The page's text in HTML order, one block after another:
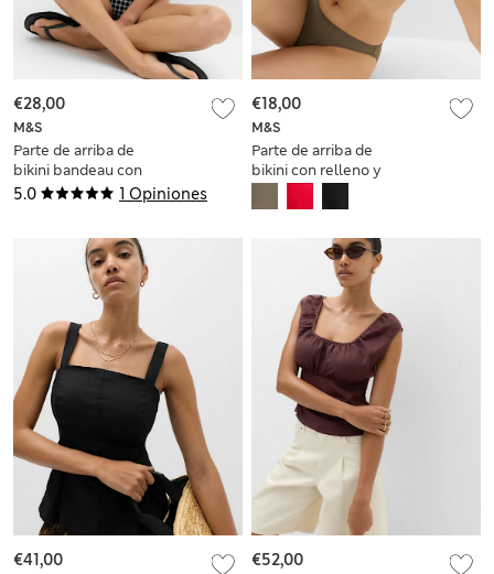
5.0 1 Opiniones
M&S
Parte de arriba de
bikini bandeau con
lazo en la parte
€28,00
M&S
Parte de arriba de
bikini con relleno y
escote abierto corto
€18,00
€41,00 €52,00